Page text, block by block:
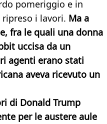
pomeriggio e in
ripreso i lavori. Ma a
fra le quali una donna
uccisa da un
agenti erano stati
aveva ricevuto un
di Donald Trump
per le austere aule